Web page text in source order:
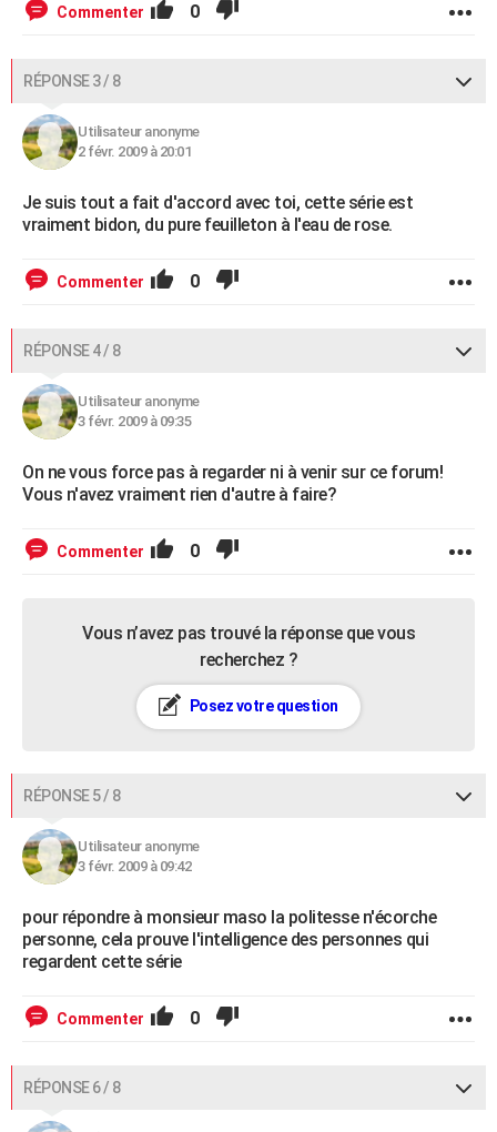
Commenter 0
RÉPONSE 3 / 8
Utilisateur anonyme
2 févr. 2009 à 20:01
Je suis tout a fait d'accord avec toi, cette série est
vraiment bidon, du pure feuilleton à l'eau de rose.
Commenter 0
RÉPONSE 4 / 8
Utilisateur anonyme
3 févr. 2009 à 09:35
On ne vous force pas à regarder ni à venir sur ce forum!
Vous n'avez vraiment rien d'autre à faire?
Commenter 0
Vous n’avez pas trouvé la réponse que vous
recherchez ?
Posez votre question
RÉPONSE 5 / 8
Utilisateur anonyme
3 févr. 2009 à 09:42
pour répondre à monsieur maso la politesse n'écorche
personne, cela prouve l'intelligence des personnes qui
regardent cette série
Commenter 0
RÉPONSE 6 / 8